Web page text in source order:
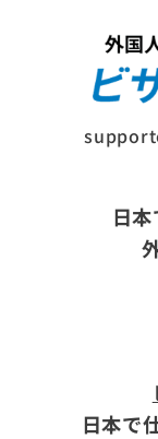
日
日本で